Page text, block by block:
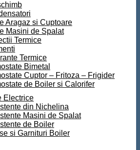
Aragaz si Cuptoare
Masini de Spalat
Termice
Termice
Bimetal
Cuptor – Fritoza – Frigider
de Boiler si Calorifer
Electrice
din Nichelina
Masini de Spalat
de Boiler
si Garnituri Boiler